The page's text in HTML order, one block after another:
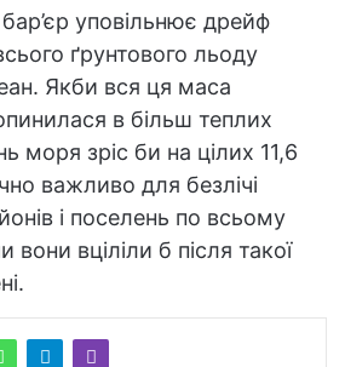
уповільнює дрейф
ґрунтового льоду
Якби вся ця маса
в більш теплих
моря зріс би на цілих 11,6
важливо для безлічі
і поселень по всьому
вони вціліли б після такої